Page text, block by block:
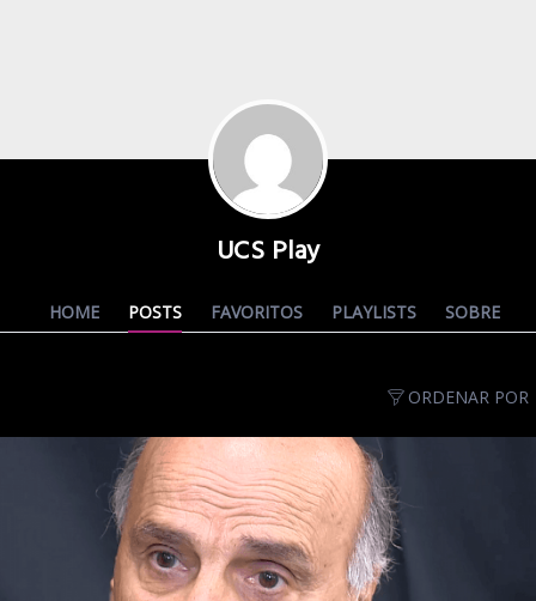
UCS Play
HOME POSTS FAVORITOS PLAYLISTS SOBRE
ORDENAR POR